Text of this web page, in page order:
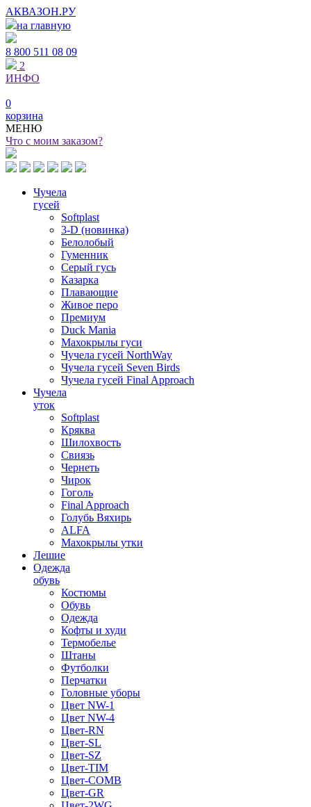
АКВАЗОН.РУ
на главную
8 800 511 08 09
2
ИНФО
0
корзина
МЕНЮ
Что с моим заказом?
Чучела
гусей
Softplast
3-D (новинка)
Белолобый
Гуменник
Серый гусь
Казарка
Плавающие
Живое перо
Премиум
Duck Mania
Махокрылы гуси
Чучела гусей NorthWay
Чучела гусей Seven Birds
Чучела гусей Final Approach
Чучела
уток
Softplast
Кряква
Шилохвость
Свиязь
Чернеть
Чирок
Гоголь
Final Approach
Голубь Вяхирь
ALFA
Махокрылы утки
Лешие
Одежда
обувь
Костюмы
Обувь
Одежда
Кофты и худи
Термобелье
Штаны
Футболки
Перчатки
Головные уборы
Цвет NW-1
Цвет NW-4
Цвет-RN
Цвет-SL
Цвет-SZ
Цвет-TIM
Цвет-COMB
Цвет-GR